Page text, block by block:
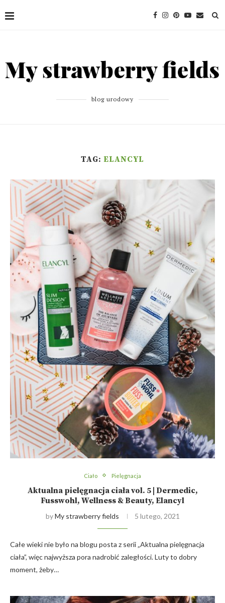
blog urodowy
TAG: ELANCYL
Ciało Pielęgnacja
Aktualna pielęgnacja ciała vol. 5 | Dermedic,
Fusswohl, Wellness & Beauty, Elancyl
byMy strawberry fields 5 lutego, 2021
Całe wieki nie było na blogu posta z serii „Aktualna pielęgnacja
ciała”, więc najwyższa pora nadrobić zaległości. Luty to dobry
moment, żeby…